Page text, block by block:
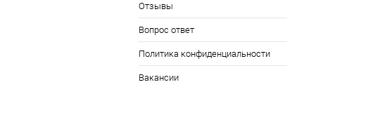
Отзывы
Вопрос ответ
Политика конфиденциальности
Вакансии